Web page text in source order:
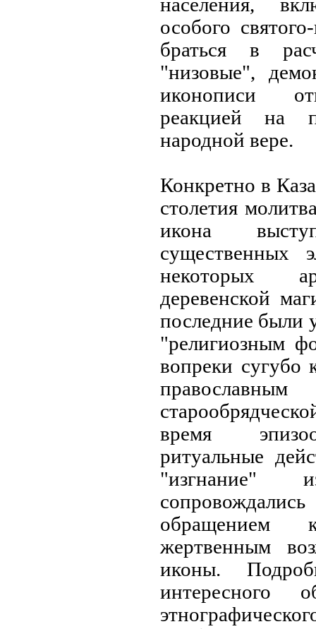
населения,
особого
браться в
"низовые",
иконописи
реакцией на
народной вере.
Конкретно в
столетия
икона
существенных
некоторых
деревенской
последние были
"религиозным
вопреки сугубо
время
ритуальные
"изгнание"
жертвенным
иконы.
интересного